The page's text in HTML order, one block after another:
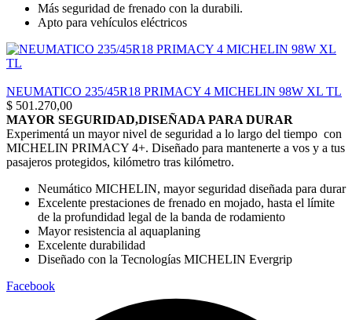
Más seguridad de frenado con la durabili.
Apto para vehículos eléctricos
NEUMATICO 235/45R18 PRIMACY 4 MICHELIN 98W XL TL
$ 501.270,00
MAYOR SEGURIDAD,DISEÑADA PARA DURAR
Experimentá un mayor nivel de seguridad a lo largo del tiempo con
MICHELIN PRIMACY 4+. Diseñado para mantenerte a vos y a tus
pasajeros protegidos, kilómetro tras kilómetro.
Neumático MICHELIN, mayor seguridad diseñada para durar
Excelente prestaciones de frenado en mojado, hasta el límite
de la profundidad legal de la banda de rodamiento
Mayor resistencia al aquaplaning
Excelente durabilidad
Diseñado con la Tecnologías MICHELIN Evergrip
Facebook